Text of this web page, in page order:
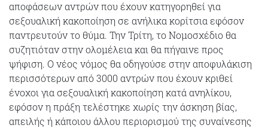
αποφάσεων αντρών που έχουν κατηγορηθεί για
σεξουαλική κακοποίηση σε ανήλικα κορίτσια εφόσον
παντρευτούν το θύμα. Την Τρίτη, το Νομοσχέδιο θα
συζητιόταν στην ολομέλεια και θα πήγαινε προς
ψήφιση. Ο νέος νόμος θα οδηγούσε στην αποφυλάκιση
περισσότερων από 3000 αντρών που έχουν κριθεί
ένοχοι για σεξουαλική κακοποίηση κατά ανηλίκου,
εφόσον η πράξη τελέστηκε χωρίς την άσκηση βίας,
απειλής ή κάποιου άλλου περιορισμού της συναίνεσης